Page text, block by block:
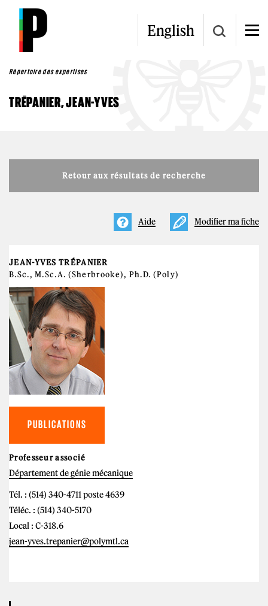
Aller au contenu principal
English
Répertoire des expertises
TRÉPANIER, JEAN-YVES
Retour aux résultats de recherche
Modifier ma fiche
Aide
JEAN-YVES TRÉPANIER
B.Sc., M.Sc.A. (Sherbrooke), Ph.D. (Poly)
PUBLICATIONS
Professeur associé
Département de génie mécanique
Tél. : (514) 340-4711 poste 4639
Téléc. : (514) 340-5170
Local : C-318.6
jean-yves.trepanier@polymtl.ca